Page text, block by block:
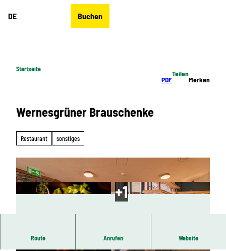
DE Buchen
Startseite
PDF
Teilen
Merken
Wernesgrüner Brauschenke
Restaurant sonstiges
Route Anrufen Website
...wo du deine Heimat schmeckst!